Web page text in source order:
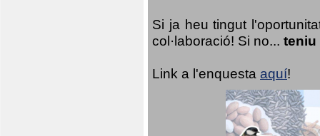
Si ja heu tingut
col·laboració! Si no... teniu
Link a l'enquesta aquí!